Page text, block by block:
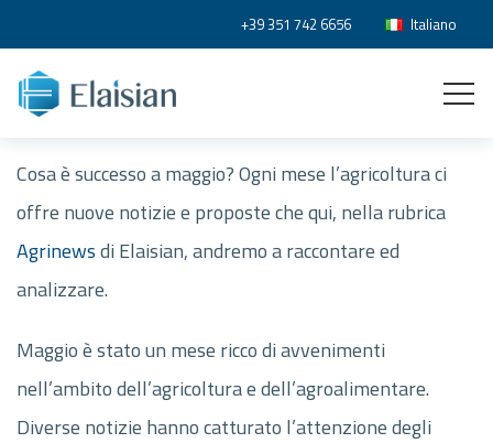
+39 351 742 6656 Italiano
Cosa è successo a maggio? Ogni mese l’agricoltura ci
offre nuove notizie e proposte che qui, nella rubrica
Agrinewsdi Elaisian, andremo a raccontare ed
analizzare.
Maggio è stato un mese ricco di avvenimenti
nell’ambito dell’agricoltura e dell’agroalimentare.
Diverse notizie hanno catturato l’attenzione degli